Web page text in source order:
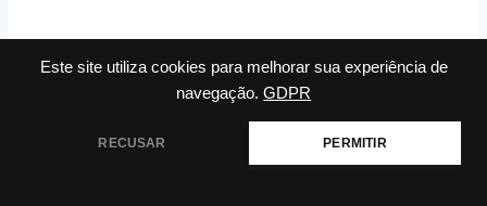
Este site utiliza cookies para melhorar sua experiência de
navegação. GDPR
RECUSAR PERMITIR
O cenário do marketing digital é dinâmico, e os
profissionais precisam estar sempre
atualizados com as últimas tendências e
tecnologias emergentes. A inteligência artificial